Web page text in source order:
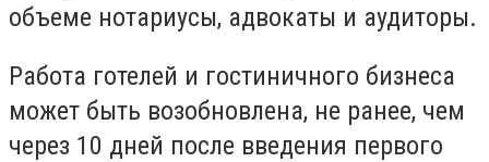
объеме нотариусы, адвокаты и аудиторы.
Работа готелей и гостиничного бизнеса
может быть возобновлена, не ранее, чем
через 10 дней после введения первого